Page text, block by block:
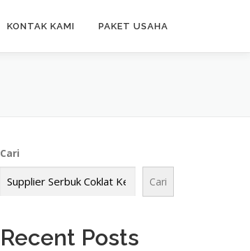
KONTAK KAMI PAKET USAHA
Cari
Cari
Recent Posts